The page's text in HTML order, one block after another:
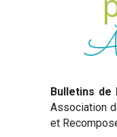
À
Bulletins de
Association
et